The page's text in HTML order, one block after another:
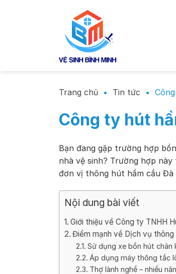
Trang chủ • Tin tức •
Công ty hút
Bạn đang gặp trường hợp
nhà vệ sinh? Trường hợp
đơn vị thông hút hầm cầu
Nội dung bài viết
Giới thiệu về Công ty TNHH
Điểm mạnh về Dịch vụ
Sử dụng xe bồn hút chân
Áp dụng máy thông tắc
Thợ lành nghề – nhiều